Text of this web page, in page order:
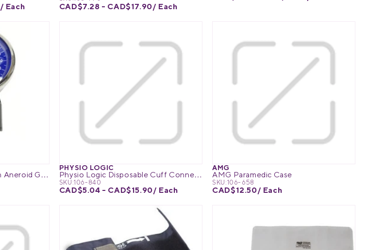
/ Each CAD$7.28 - CAD$17.90/ Each
Physio Logic No Stop-Pin Aneroid Gauge
PHYSIO LOGIC
Physio Logic Disposable Cuff Connector
SKU:106-840
CAD$5.04 - CAD$15.90/ Each
AMG
AMG Paramedic Case
SKU:106-658
CAD$12.50/ Each